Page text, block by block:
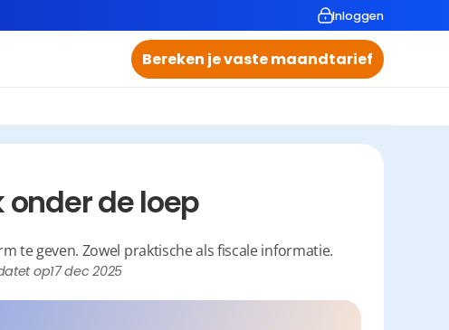
Inloggen
Bereken je vaste maandtarief
onder de loep
te geven. Zowel praktische als fiscale informatie.
op17 dec 2025